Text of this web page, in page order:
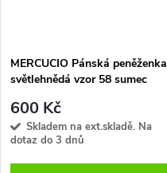
MERCUCIO Pánská peněženka
světlehnědá vzor 58 sumec
600 Kč
Skladem na ext.skladě. Na
dotaz do 3 dnů